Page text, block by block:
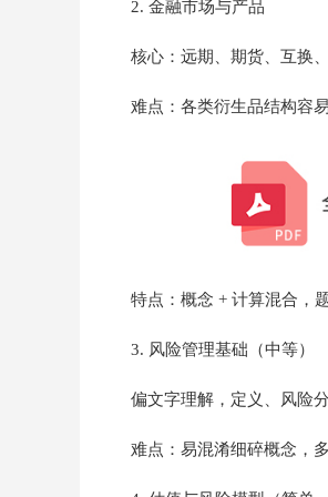
2. 金融市场与产品
核心：远期、期货、互换
难点：各类衍生品结构容
特点：概念 + 计算混合，
3. 风险管理基础（中等）
偏文字理解，定义、风险
难点：易混淆细碎概念，